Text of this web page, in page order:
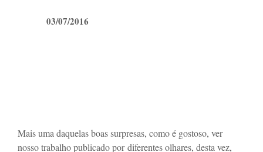
03/07/2016
Mais uma daquelas boas surpresas, como é gostoso, ver
nosso trabalho publicado por diferentes olhares, desta vez,